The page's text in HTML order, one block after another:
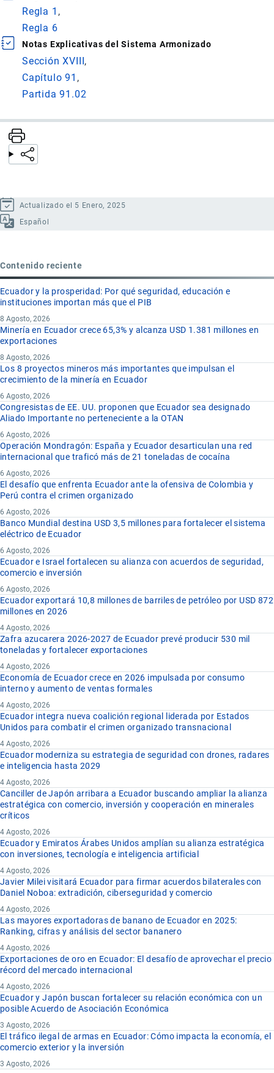
Regla 1
Regla 6
Notas Explicativas del Sistema Armonizado
Sección XVIII
Capítulo 91
Partida 91.02
Actualizado el 5 Enero, 2025
Español
Contenido reciente
Ecuador y la prosperidad: Por qué seguridad, educación e
instituciones importan más que el PIB
8 Agosto, 2026
Minería en Ecuador crece 65,3% y alcanza USD 1.381 millones en
exportaciones
8 Agosto, 2026
Los 8 proyectos mineros más importantes que impulsan el
crecimiento de la minería en Ecuador
6 Agosto, 2026
Congresistas de EE. UU. proponen que Ecuador sea designado
Aliado Importante no perteneciente a la OTAN
6 Agosto, 2026
Operación Mondragón: España y Ecuador desarticulan una red
internacional que traficó más de 21 toneladas de cocaína
6 Agosto, 2026
El desafío que enfrenta Ecuador ante la ofensiva de Colombia y
Perú contra el crimen organizado
6 Agosto, 2026
Banco Mundial destina USD 3,5 millones para fortalecer el sistema
eléctrico de Ecuador
6 Agosto, 2026
Ecuador e Israel fortalecen su alianza con acuerdos de seguridad,
comercio e inversión
6 Agosto, 2026
Ecuador exportará 10,8 millones de barriles de petróleo por USD 872
millones en 2026
4 Agosto, 2026
Zafra azucarera 2026-2027 de Ecuador prevé producir 530 mil
toneladas y fortalecer exportaciones
4 Agosto, 2026
Economía de Ecuador crece en 2026 impulsada por consumo
interno y aumento de ventas formales
4 Agosto, 2026
Ecuador integra nueva coalición regional liderada por Estados
Unidos para combatir el crimen organizado transnacional
4 Agosto, 2026
Ecuador moderniza su estrategia de seguridad con drones, radares
e inteligencia hasta 2029
4 Agosto, 2026
Canciller de Japón arribara a Ecuador buscando ampliar la alianza
estratégica con comercio, inversión y cooperación en minerales
críticos
4 Agosto, 2026
Ecuador y Emiratos Árabes Unidos amplían su alianza estratégica
con inversiones, tecnología e inteligencia artificial
4 Agosto, 2026
Javier Milei visitará Ecuador para firmar acuerdos bilaterales con
Daniel Noboa: extradición, ciberseguridad y comercio
4 Agosto, 2026
Las mayores exportadoras de banano de Ecuador en 2025:
Ranking, cifras y análisis del sector bananero
4 Agosto, 2026
Exportaciones de oro en Ecuador: El desafío de aprovechar el precio
récord del mercado internacional
4 Agosto, 2026
Ecuador y Japón buscan fortalecer su relación económica con un
posible Acuerdo de Asociación Económica
3 Agosto, 2026
El tráfico ilegal de armas en Ecuador: Cómo impacta la economía, el
comercio exterior y la inversión
3 Agosto, 2026